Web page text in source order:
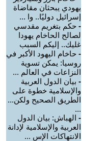
يهودي يبحثان مقاضاة
إسرائيل دوليًا.. وا ...
- حكم بتغريم مقدسي
لصالح الحاخام يهودا
غليك.. إليكم السبب
- حاخام اليهود الأكبر في
روسيا: يمكن تسوية
النزاعات في العالم ...
- بيان الدول العربية
والإسلامية خطوة على
الطريق الصحيح ولكن...
...
- الهباش: بيان الدول
العربية والإسلامية لإدانة
الانتهاكات الإس ...